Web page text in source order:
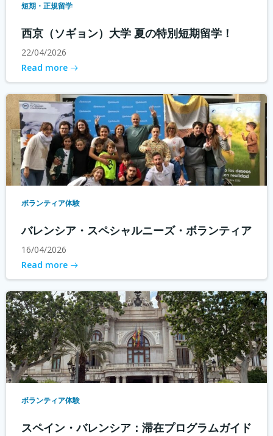
短期・正規留学
西京（ソギョン）大学 夏の特別短期留学！
22/04/2026
Read more
ボランティア体験
バレンシア・スペシャルニーズ・ボランティア
16/04/2026
Read more
ボランティア体験
スペイン・バレンシア：滞在プログラムガイド